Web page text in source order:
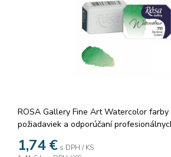
ROSA Gallery Fine Art Watercolor
požiadaviek a odporúčaní
Akvarelové farby sú vyrábané z
vysoko kvalitných organických a
1,74 € s DPH / KS